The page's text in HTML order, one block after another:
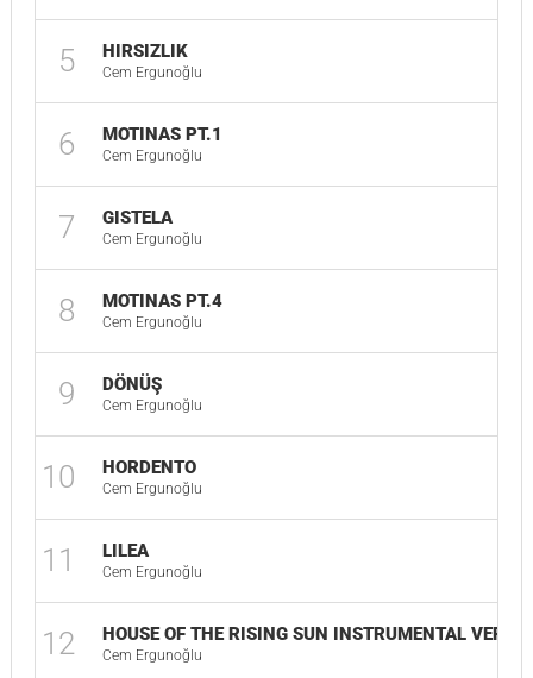
5 HIRSIZLIK
Cem Ergunoğlu
6 MOTINAS PT.1
Cem Ergunoğlu
7 GISTELA
Cem Ergunoğlu
8 MOTINAS PT.4
Cem Ergunoğlu
9 DÖNÜŞ
Cem Ergunoğlu
10 HORDENTO
Cem Ergunoğlu
11 LILEA
Cem Ergunoğlu
12 HOUSE OF THE RISING SUN INSTRUMENTAL
Cem Ergunoğlu